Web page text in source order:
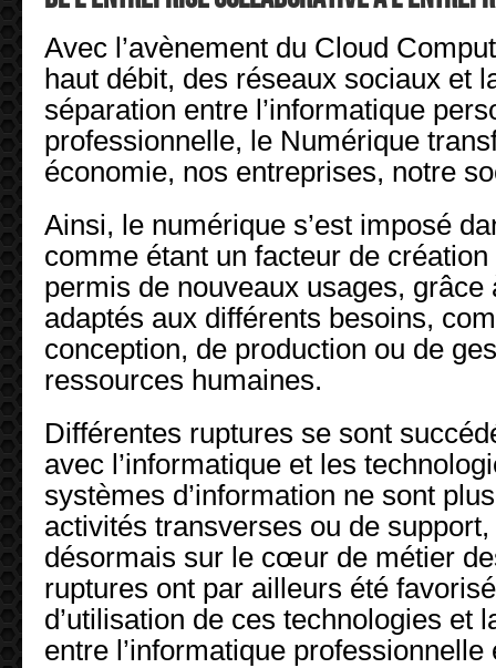
Avec l’avènement du Cloud
haut débit, des réseaux sociaux et
séparation entre l’informatique
professionnelle, le Numérique
économie, nos entreprises, notre
Ainsi, le numérique s’est imposé
comme étant un facteur de
permis de nouveaux usages, grâce
adaptés aux différents besoins,
conception, de production ou de
ressources humaines.
Différentes ruptures se sont
avec l’informatique et les
systèmes d’information ne sont
activités transverses ou de support,
désormais sur le cœur de métier
ruptures ont par ailleurs été
d’utilisation de ces technologies et
entre l’informatique